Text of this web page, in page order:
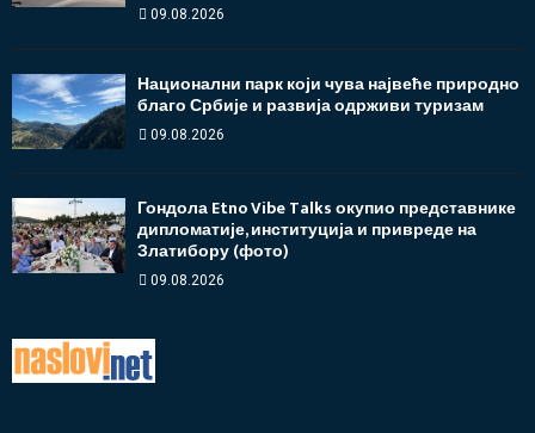
09.08.2026
Национални парк који чува највеће природно
благо Србије и развија одрживи туризам
09.08.2026
Гондола Etno Vibe Talks окупио представнике
дипломатије, институција и привреде на
Златибору (фото)
09.08.2026